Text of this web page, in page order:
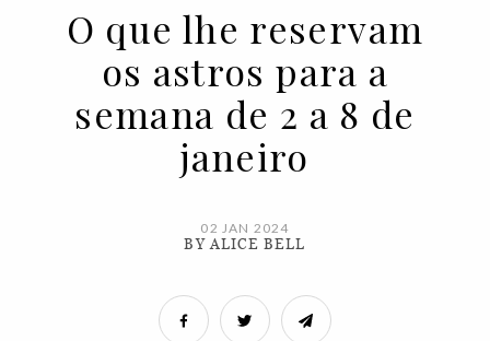
O que lhe reservam
os astros para a
semana de 2 a 8 de
janeiro
02 JAN 2024
BY ALICE BELL